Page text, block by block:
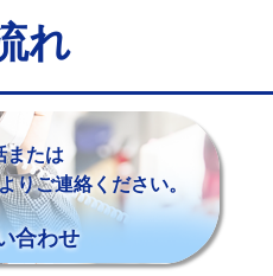
れ
または
りご連絡ください。
合わせ